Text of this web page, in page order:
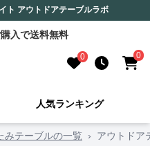
ト アウトドアテーブルラボ
入で送料無料
0 0
人気ランキング
みテーブルの一覧 › アウトドア